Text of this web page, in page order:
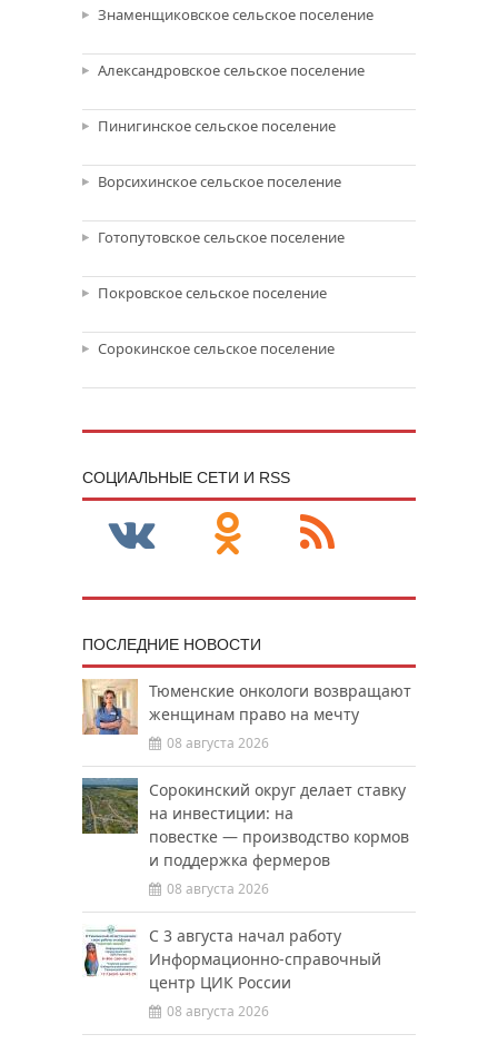
Знаменщиковское сельское поселение
Александровское сельское поселение
Пинигинское сельское поселение
Ворсихинское сельское поселение
Готопутовское сельское поселение
Покровское сельское поселение
Сорокинское сельское поселение
CОЦИАЛЬНЫЕ СЕТИ И RSS
ПОСЛЕДНИЕ НОВОСТИ
Тюменские онкологи возвращают
женщинам право на мечту
08 августа 2026
Сорокинский округ делает ставку
на инвестиции: на
повестке — производство кормов
и поддержка фермеров
08 августа 2026
С 3 августа начал работу
Информационно-справочный
центр ЦИК России
08 августа 2026